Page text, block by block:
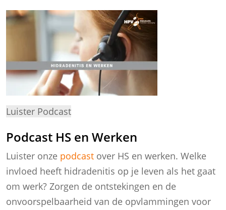
Luister Podcast
Podcast HS en Werken
Luister onze podcast over HS en werken. Welke
invloed heeft hidradenitis op je leven als het gaat
om werk? Zorgen de ontstekingen en de
onvoorspelbaarheid van de opvlammingen voor